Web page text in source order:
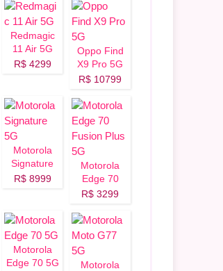
Redmagic
11 Air 5G
R$ 4299
Oppo Find
X9 Pro 5G
R$ 10799
Motorola
Signature
5G
R$ 8999
Motorola
Edge 70
Fusion Plus
R$ 3299
Motorola
Edge 70 5G
Motorola